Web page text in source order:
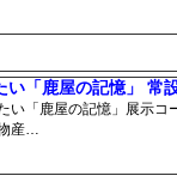
い「鹿屋の記憶」 常
い「鹿屋の記憶」展示コ
産…